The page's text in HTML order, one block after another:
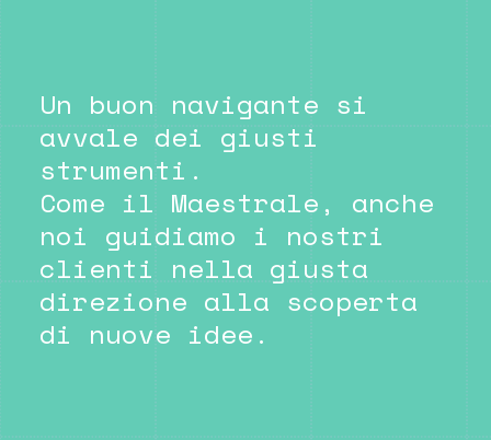
Un buon navigante si
avvale dei giusti
strumenti.
Come il Maestrale, anche
noi guidiamo i nostri
clienti nella giusta
direzione alla scoperta
di nuove idee.